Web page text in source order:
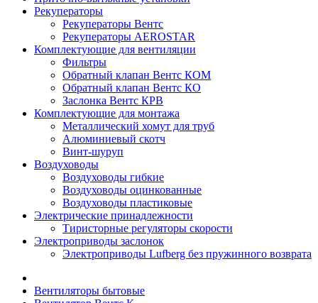
Рекуператоры
Рекуператоры Вентс
Рекуператоры AEROSTAR
Комплектующие для вентиляции
Фильтры
Обратный клапан Вентс КОМ
Обратный клапан Вентс КО
Заслонка Вентс КРВ
Комплектующие для монтажа
Металлический хомут для труб
Алюминиевый скотч
Винт-шуруп
Воздуховоды
Воздуховоды гибкие
Воздуховоды оцинкованные
Воздуховоды пластиковые
Электрические принадлежности
Тиристорные регуляторы скорости
Электроприводы заслонок
Электроприводы Lufberg без пружинного возврата
Вентиляторы бытовые